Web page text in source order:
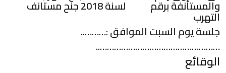
والمستأنفة برقم لسنة 2018 جنح مستانف
التهرب
جلسة يوم السبت الموافق :………..
……………………………………………..
الوقائع